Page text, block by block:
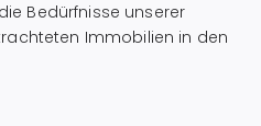
Bedürfnisse unserer
Immobilien in den